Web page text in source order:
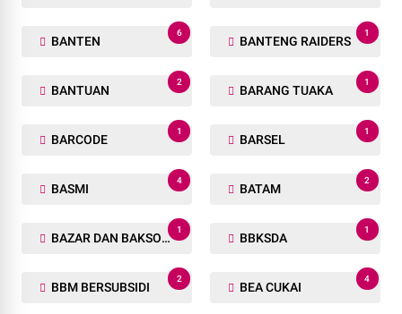
BANTEN
6
BANTENG RAIDERS
1
BANTUAN
2
BARANG TUAKA
1
BARCODE
1
BARSEL
1
BASMI
4
BATAM
2
BAZAR DAN BAKSOS RAMADHAN
1
BBKSDA
1
BBM BERSUBSIDI
2
BEA CUKAI
4